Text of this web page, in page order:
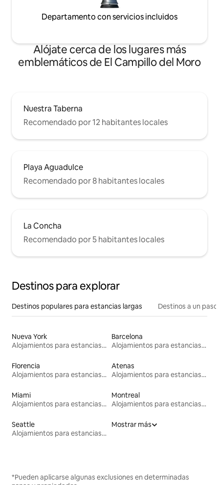
Departamento con servicios incluidos
Alójate cerca de los lugares más
emblemáticos de El Campillo del Moro
Nuestra Taberna
Recomendado por 12 habitantes locales
Playa Aguadulce
Recomendado por 8 habitantes locales
La Concha
Recomendado por 5 habitantes locales
Destinos para explorar
Destinos populares para estancias largas Destinos a un
Nueva York
Alojamientos para estancias largas
Barcelona
Alojamientos para estancias largas
Florencia
Alojamientos para estancias largas
Atenas
Alojamientos para estancias largas
Miami
Alojamientos para estancias largas
Montreal
Alojamientos para estancias largas
Seattle
Alojamientos para estancias largas
Mostrar más
*Pueden aplicarse algunas exclusiones en determinadas